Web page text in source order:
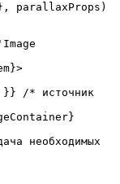
parallaxProps)